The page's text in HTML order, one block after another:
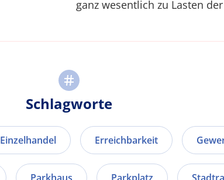
ganz wesentlich zu Lasten
Schlagworte
Einzelhandel Erreichbarkeit